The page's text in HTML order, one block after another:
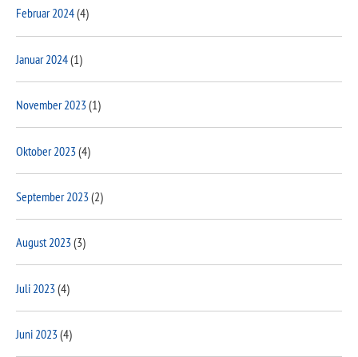
Februar 2024(4)
Januar 2024(1)
November 2023(1)
Oktober 2023(4)
September 2023(2)
August 2023(3)
Juli 2023(4)
Juni 2023(4)